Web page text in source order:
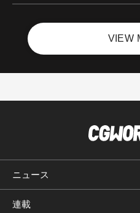
VIEW
ニュース
連載